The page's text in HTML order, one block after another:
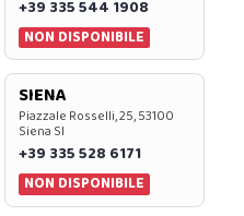
+39 335 544 1908
NON DISPONIBILE
SIENA
Piazzale Rosselli, 25, 53100
Siena SI
+39 335 528 6171
NON DISPONIBILE